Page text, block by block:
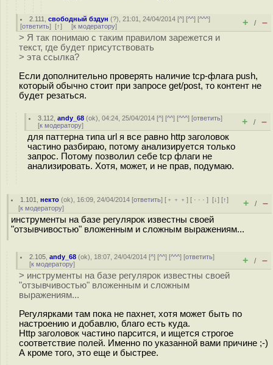
2.111 ,свободный бздун (?), 21:01, 24/04/2014 [^] [^^] [^^^]
[ответить] [↑] [к модератору] + / –
> Я так понимаю с таким правилом зарежется и
текст, где будет присутствовать
> эта ссылка?
Если дополнительно проверять наличие tcp-флага push,
который обычно стоит при запросе get/post, то контент не
будет резаться.
3.112 ,andy_68 (ok), 04:24, 25/04/2014 [^] [^^] [^^^] [ответить]
[к модератору] + / –
для паттерна типа url я все равно http заголовок
частино разбираю, потому анализируется только
запрос. Потому позволил себе tcp флаги не
анализировать. Хотя, может, и не прав, подумаю.
1.101 ,некто (ok), 16:09, 24/04/2014 [ответить] [ ﹢﹢﹢] [ · · ·][↓] [↑]
[к модератору] + / –
инструменты на базе регулярок известны своей
"отзывчивостью" вложенным и сложным выражениям...
2.105 ,andy_68 (ok), 18:07, 24/04/2014 [^] [^^] [^^^] [ответить]
[к модератору] + / –
> инструменты на базе регулярок известны своей
"отзывчивостью" вложенным и сложным
выражениям...
Регулярками там пока не пахнет, хотя может быть по
настроению и добавлю, благо есть куда.
Http заголовок частино парсится, и ищется строгое
соответствие полей. Именно по указанной вами причине ;-)
А кроме того, это еще и быстрее.